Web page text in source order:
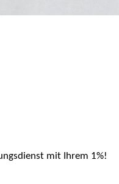
mit Ihrem 1%!